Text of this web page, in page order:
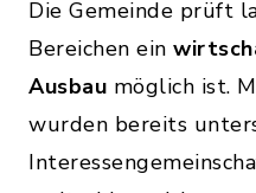
Die Gemeinde prüft
Bereichen ein
Ausbau möglich ist.
wurden bereits